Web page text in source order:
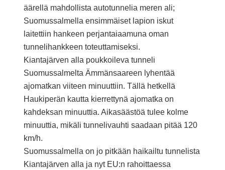
äärellä mahdollista autotunnelia meren ali;
Suomussalmella ensimmäiset lapion iskut
laitettiin hankeen perjantaiaamuna oman
tunnelihankkeen toteuttamiseksi.
Kiantajärven alla poukkoileva tunneli
Suomussalmelta Ämmänsaareen lyhentää
ajomatkan viiteen minuuttiin. Tällä hetkellä
Haukiperän kautta kierrettynä ajomatka on
kahdeksan minuuttia. Aikasäästöä tulee kolme
minuuttia, mikäli tunnelivauhti saadaan pitää 120
km/h.
Suomussalmella on jo pitkään haikailtu tunnelista
Kiantajärven alla ja nyt EU:n rahoittaessa